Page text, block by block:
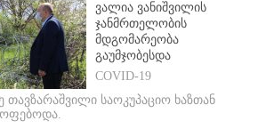
ვალია ვანიშვილის
ჯანმრთელობის
მდგომარეობა
გაუმჯობესდა
COVID-19
თავზარაშვილი საოკუპაციო ხაზთან